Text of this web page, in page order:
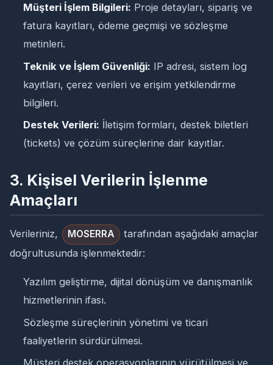
Müşteri İşlem Bilgileri: Proje detayları, sipariş ve
fatura kayıtları, ödeme geçmişi ve sözleşme
metinleri.
Teknik ve İşlem Güvenliği: IP adresi, sistem log
kayıtları, çerez verileri ve erişim yetkilendirme
bilgileri.
Destek Verileri: İletişim formları, destek biletleri
(tickets) ve çözüm süreçlerine dair kayıtlar.
3. Kişisel Verilerin İşlenme
Amaçları
Verileriniz, MOSERRA
tarafından aşağıdaki amaçlar
doğrultusunda işlenmektedir:
Yazılım geliştirme, dijital dönüşüm ve danışmanlık
hizmetlerinin ifası.
Sözleşme süreçlerinin yönetimi ve ticari
faaliyetlerin sürdürülmesi.